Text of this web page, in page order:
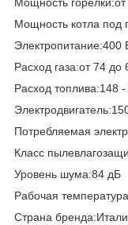
Мощность котла под
Электропитание:400
Расход газа:от 74 до
Расход топлива:148 -
Потребляемая
Класс
Уровень шума:84 дБ
Рабочая
Страна